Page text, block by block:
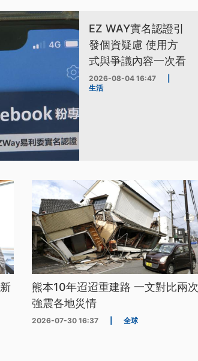
EZ WAY實名認證引
發個資疑慮 使用方
式與爭議內容一次看
2026-08-04 16:47
生活
熊本10年迢迢重建路 一文對比兩次
強震各地災情
2026-07-30 16:37 全球